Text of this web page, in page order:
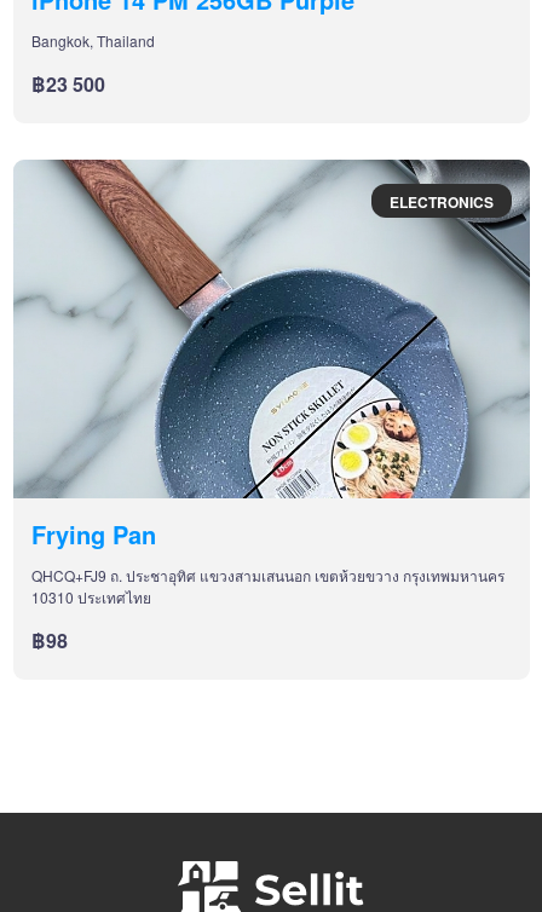
Bangkok, Thailand
฿23 500
ELECTRONICS
Frying Pan
QHCQ+FJ9 ถ. ประชาอุทิศ แขวงสามเสนนอก เขตห้วยขวาง กรุงเทพมหานคร
10310 ประเทศไทย
฿98